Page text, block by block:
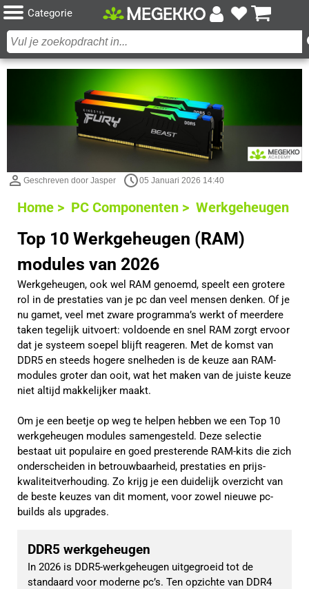
Categorie
Geschreven door Jasper 05 Januari 2026 14:40
Home > PC Componenten > Werkgeheugen
Top 10 Werkgeheugen (RAM)
modules van 2026
Werkgeheugen, ook wel RAM genoemd, speelt een grotere
rol in de prestaties van je pc dan veel mensen denken. Of je
nu gamet, veel met zware programma’s werkt of meerdere
taken tegelijk uitvoert: voldoende en snel RAM zorgt ervoor
dat je systeem soepel blijft reageren. Met de komst van
DDR5 en steeds hogere snelheden is de keuze aan RAM-
modules groter dan ooit, wat het maken van de juiste keuze
niet altijd makkelijker maakt.
Om je een beetje op weg te helpen hebben we een Top 10
werkgeheugen modules samengesteld. Deze selectie
bestaat uit populaire en goed presterende RAM-kits die zich
onderscheiden in betrouwbaarheid, prestaties en prijs-
kwaliteitverhouding. Zo krijg je een duidelijk overzicht van
de beste keuzes van dit moment, voor zowel nieuwe pc-
builds als upgrades.
DDR5 werkgeheugen
In 2026 is DDR5-werkgeheugen uitgegroeid tot de
standaard voor moderne pc’s. Ten opzichte van DDR4